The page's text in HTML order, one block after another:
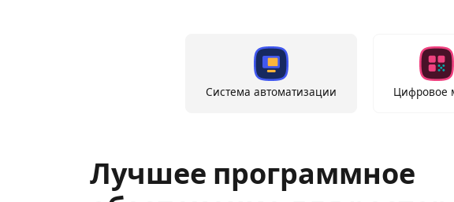
Система автоматизации Цифровое
Лучшее программное